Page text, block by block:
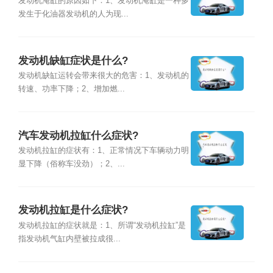
发生于化油器发动机的人为现...
发动机缺缸症状是什么?
发动机缺缸运转会带来很大的危害：1、发动机的
转速、功率下降；2、增加燃...
汽车发动机拉缸什么症状?
发动机拉缸的症状有：1、正常情况下车辆动力明
显下降（俗称车没劲）；2、...
发动机拉缸是什么症状?
发动机拉缸的症状就是：1、所谓“发动机拉缸”是
指发动机气缸内壁被拉成很...